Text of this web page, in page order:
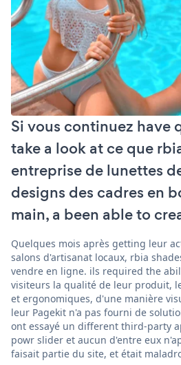
Si vous continuez have
take a look at ce que
entreprise de lunettes
designs des cadres en
main, a been able to
Quelques mois après getting leur
salons d'artisanat locaux, rbia
vendre en ligne. ils required the
visiteurs la qualité de leur produit,
et ergonomiques, d'une manière
leur Pagekit n'a pas fourni de
ont essayé un different third-party
powr slider et aucun d'entre eux
faisait partie du site, et était